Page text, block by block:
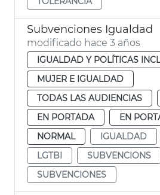
Subvenciones Igualdad
modificado hace 3 años
IGUALDAD Y POLÍTICAS
MUJER E IGUALDAD
TODAS LAS AUDIENCIAS
EN PORTADA
EN
NORMAL
IGUALDAD
LGTBI
SUBVENCIONS
SUBVENCIONES